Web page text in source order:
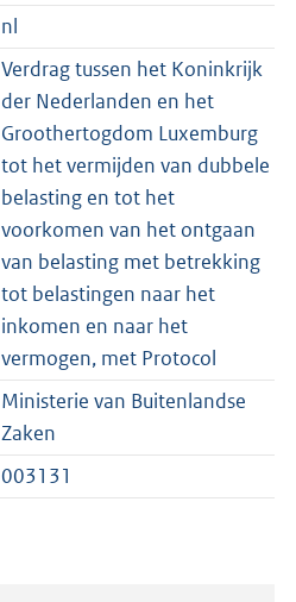
nl
Verdrag tussen het Koninkrijk
der Nederlanden en het
Groothertogdom Luxemburg
tot het vermijden van dubbele
belasting en tot het
voorkomen van het ontgaan
van belasting met betrekking
tot belastingen naar het
inkomen en naar het
vermogen, met Protocol
Ministerie van Buitenlandse
Zaken
003131